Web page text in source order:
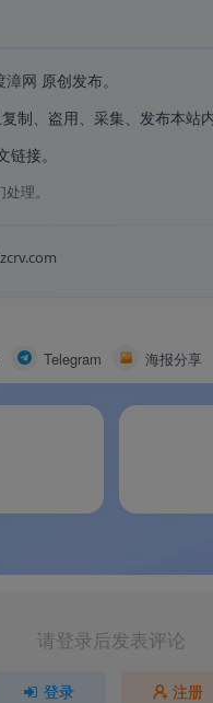
漳网 原创发布。
制、盗用、采集、发布本站
链接。
理。
Telegram 海报分享
请登录后发表评论
登录 注册